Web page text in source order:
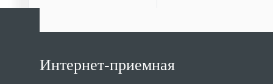
Интернет-приемная